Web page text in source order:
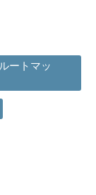
ートマッ